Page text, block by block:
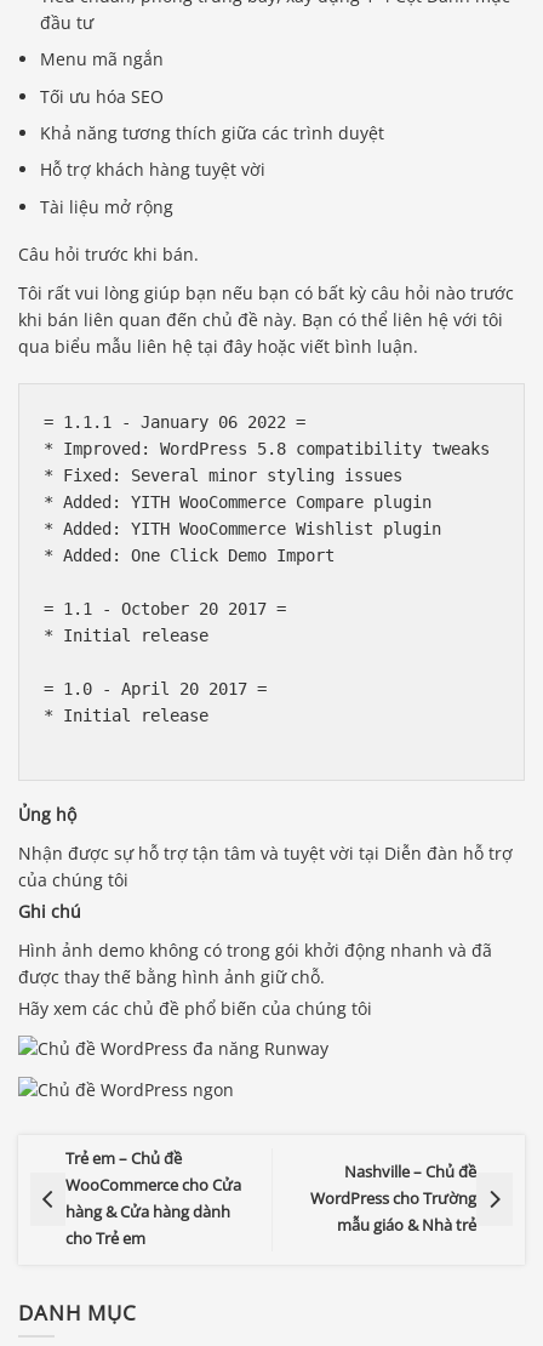
đầu tư
Menu mã ngắn
Tối ưu hóa SEO
Khả năng tương thích giữa các trình duyệt
Hỗ trợ khách hàng tuyệt vời
Tài liệu mở rộng
Câu hỏi trước khi bán.
Tôi rất vui lòng giúp bạn nếu bạn có bất kỳ câu hỏi nào trước
khi bán liên quan đến chủ đề này. Bạn có thể liên hệ với tôi
qua biểu mẫu liên hệ tại đây hoặc viết bình luận.
= 1.1.1 - January 06 2022 =
* Improved: WordPress 5.8 compatibility tweaks
* Fixed: Several minor styling issues
* Added: YITH WooCommerce Compare plugin
* Added: YITH WooCommerce Wishlist plugin
* Added: One Click Demo Import
= 1.1 - October 20 2017 =
* Initial release
= 1.0 - April 20 2017 =
* Initial release
Ủng hộ
Nhận được sự hỗ trợ tận tâm và tuyệt vời tại Diễn đàn hỗ trợ
của chúng tôi
Ghi chú
Hình ảnh demo không có trong gói khởi động nhanh và đã
được thay thế bằng hình ảnh giữ chỗ.
Hãy xem các chủ đề phổ biến của chúng tôi
Trẻ em – Chủ đề
WooCommerce cho Cửa
hàng & Cửa hàng dành
cho Trẻ em
Nashville – Chủ đề
WordPress cho Trường
mẫu giáo & Nhà trẻ
DANH MỤC